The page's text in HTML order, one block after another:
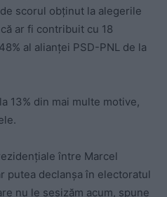
scorul obținut la alegerile
ar fi contribuit cu 18
al alianței PSD-PNL de la
13% din mai multe motive,
între Marcel
putea declanșa în electoratul
nu le sesizăm acum, spune